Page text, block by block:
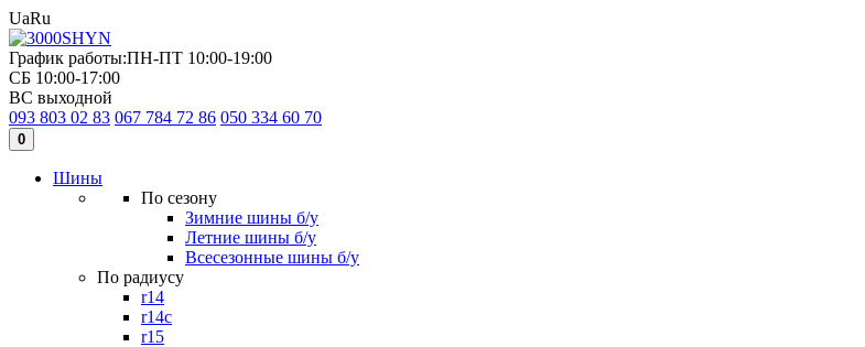
UaRu
График работы:ПН-ПТ 10:00-19:00
СБ 10:00-17:00
ВС выходной
093 803 02 83 067 784 72 86 050 334 60 70
0
Шины
По сезону
Зимние шины б/у
Летние шины б/у
Всесезонные шины б/у
По радиусу
r14
r14c
r15